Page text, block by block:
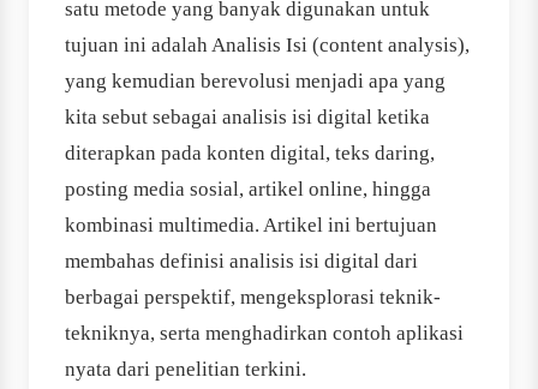
satu metode yang banyak digunakan untuk
tujuan ini adalah Analisis Isi (content analysis),
yang kemudian berevolusi menjadi apa yang
kita sebut sebagai analisis isi digital ketika
diterapkan pada konten digital, teks daring,
posting media sosial, artikel online, hingga
kombinasi multimedia. Artikel ini bertujuan
membahas definisi analisis isi digital dari
berbagai perspektif, mengeksplorasi teknik-
tekniknya, serta menghadirkan contoh aplikasi
nyata dari penelitian terkini.